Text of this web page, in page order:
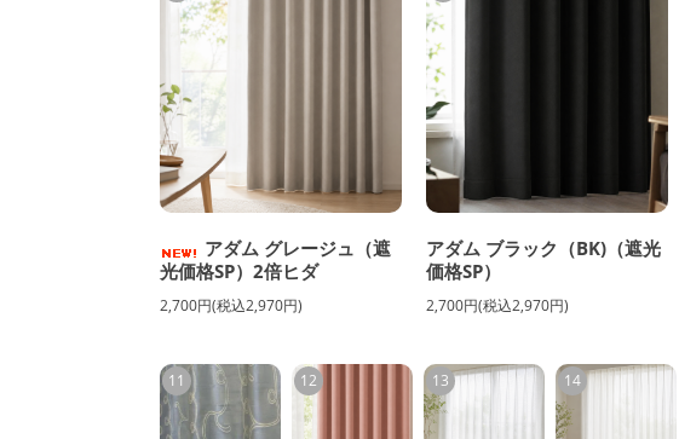
アダム グレージュ（遮
光価格SP）2倍ヒダ
2,700円(税込2,970円)
アダム ブラック（BK)（遮光
価格SP）
2,700円(税込2,970円)
11 12 13 14